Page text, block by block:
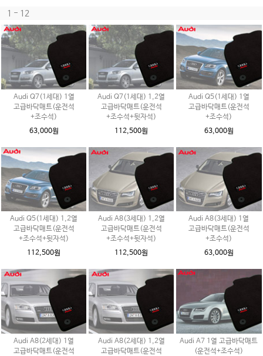
1 - 12
Audi Q7(1세대) 1열
고급바닥매트(운전석
+조수석)
63,000원
Audi Q7(1세대) 1,2열
고급바닥매트(운전석
+조수석+뒷자석)
112,500원
Audi Q5(1세대) 1열
고급바닥매트(운전석
+조수석)
63,000원
Audi Q5(1세대) 1,2열
고급바닥매트(운전석
+조수석+뒷자석)
112,500원
Audi A8(3세대) 1,2열
고급바닥매트(운전석
+조수석+뒷자석)
112,500원
Audi A8(3세대) 1열
고급바닥매트(운전석
+조수석)
63,000원
Audi A8(2세대) 1열
고급바닥매트(운전석
Audi A8(2세대) 1,2열
고급바닥매트(운전석
Audi A7 1열 고급바닥매트
(운전석+조수석)